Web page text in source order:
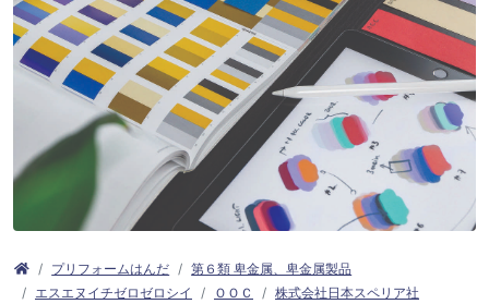
プリフォームはんだ
第６類 卑金属、卑金属製品
エスエヌイチゼロゼロシイ
ＯＯＣ 株式会社日本スペリア社